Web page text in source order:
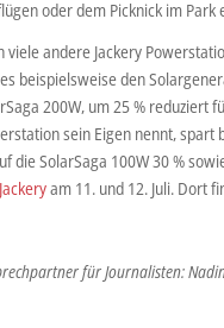
oder dem Picknick im
viele andere Jackery
beispielsweise den
200W, um 25 % reduziert
sein Eigen nennt,
die SolarSaga 100W 30 %
am 11. und 12. Juli. Dort
für Journalisten: